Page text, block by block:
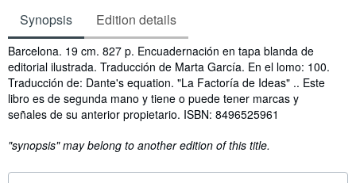
Synopsis Edition details
Synopsis
Barcelona. 19 cm. 827 p. Encuadernación en tapa blanda de
editorial ilustrada. Traducción de Marta García. En el lomo: 100.
Traducción de: Dante's equation. "La Factoría de Ideas" .. Este
libro es de segunda mano y tiene o puede tener marcas y
señales de su anterior propietario. ISBN: 8496525961
"synopsis" may belong to another edition of this title.